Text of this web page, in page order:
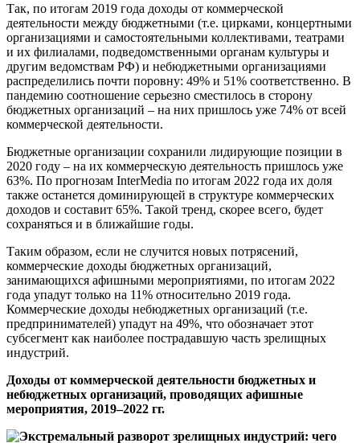
Так, по итогам 2019 года доходы от коммерческой
деятельности между бюджетными (т.е. цирками, концертными
организациями и самостоятельными коллективами, театрами
и их филиалами, подведомственными органам культуры и
другим ведомствам РФ) и небюджетными организациями
распределились почти поровну: 49% и 51% соответственно. В
пандемию соотношение серьезно сместилось в сторону
бюджетных организаций – на них пришлось уже 74% от всей
коммерческой деятельности.
Бюджетные организации сохранили лидирующие позиции в
2020 году – на их коммерческую деятельность пришлось уже
63%. По прогнозам InterMedia по итогам 2022 года их доля
также останется доминирующей в структуре коммерческих
доходов и составит 65%. Такой тренд, скорее всего, будет
сохраняться и в ближайшие годы.
Таким образом, если не случится новых потрясений,
коммерческие доходы бюджетных организаций,
занимающихся афишными мероприятиями, по итогам 2022
года упадут только на 11% относительно 2019 года.
Коммерческие доходы небюджетных организаций (т.е.
предпринимателей) упадут на 49%, что обозначает этот
субсегмент как наиболее пострадавшую часть зрелищных
индустрий.
Доходы от коммерческой деятельности бюджетных и
небюджетных организаций, проводящих афишные
мероприятия, 2019–2022 гг.